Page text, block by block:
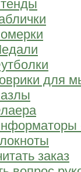
для
заказ